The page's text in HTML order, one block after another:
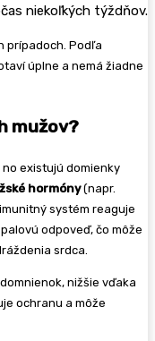
niekoľkých týždňov.
prípadoch. Podľa
úplne a nemá žiadne
mužov?
existujú domienky
hormóny(napr.
systém reaguje
odpoveď, čo môže
srdca.
nižšie vďaka
ochranu a môže